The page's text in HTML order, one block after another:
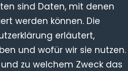
sind Daten, mit denen
werden können. Die
erläutert,
und wofür wir sie nutzen.
zu welchem Zweck das